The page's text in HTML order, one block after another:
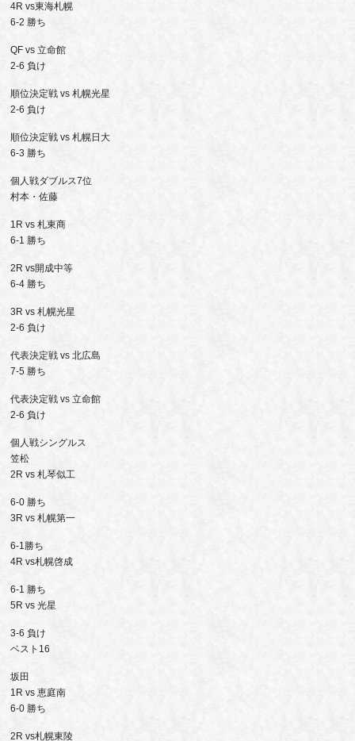
4R vs東海札幌
6-2 勝ち
QF vs 立命館
2-6 負け
順位決定戦 vs 札幌光星
2-6 負け
順位決定戦 vs 札幌日大
6-3 勝ち
個人戦ダブルス7位
村本・佐藤
1R vs 札東商
6-1 勝ち
2R vs開成中等
6-4 勝ち
3R vs 札幌光星
2-6 負け
代表決定戦 vs 北広島
7-5 勝ち
代表決定戦 vs 立命館
2-6 負け
個人戦シングルス
笠松
2R vs 札琴似工
6-0 勝ち
3R vs 札幌第一
6-1勝ち
4R vs札幌啓成
6-1 勝ち
5R vs 光星
3-6 負け
ベスト16
坂田
1R vs 恵庭南
6-0 勝ち
2R vs札幌東陵